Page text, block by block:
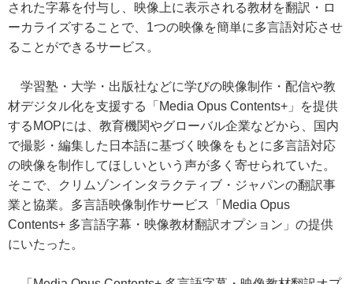
された字幕を付与し、映像上に表示される教材を翻訳・ロ
ーカライズすることで、1つの映像を簡単に多言語対応させ
ることができるサービス。
学習塾・大学・出版社などに学びの映像制作・配信や教
材デジタル化を支援する「Media Opus Contents+」を提供
するMOPには、教育機関やグローバル企業などから、国内
で撮影・編集した日本語に基づく映像をもとに多言語対応
の映像を制作してほしいという声が多く寄せられていた。
そこで、クリムゾンインタラクティブ・ジャパンの翻訳事
業と協業。多言語映像制作サービス「Media Opus
Contents+ 多言語字幕・映像教材翻訳オプション」の提供
にいたった。